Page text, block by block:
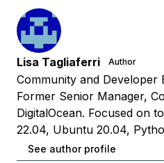
Lisa Tagliaferri Author
Community and Developer
Former Senior Manager,
DigitalOcean. Focused on
22.04, Ubuntu 20.04,
See author profile